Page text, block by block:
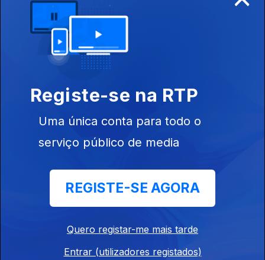
24 out. 2023
Registe-se na RTP
Uma única conta para todo o
serviço público de media
REGISTE-SE AGORA
Quero registar-me mais tarde
Entrar (utilizadores registados)